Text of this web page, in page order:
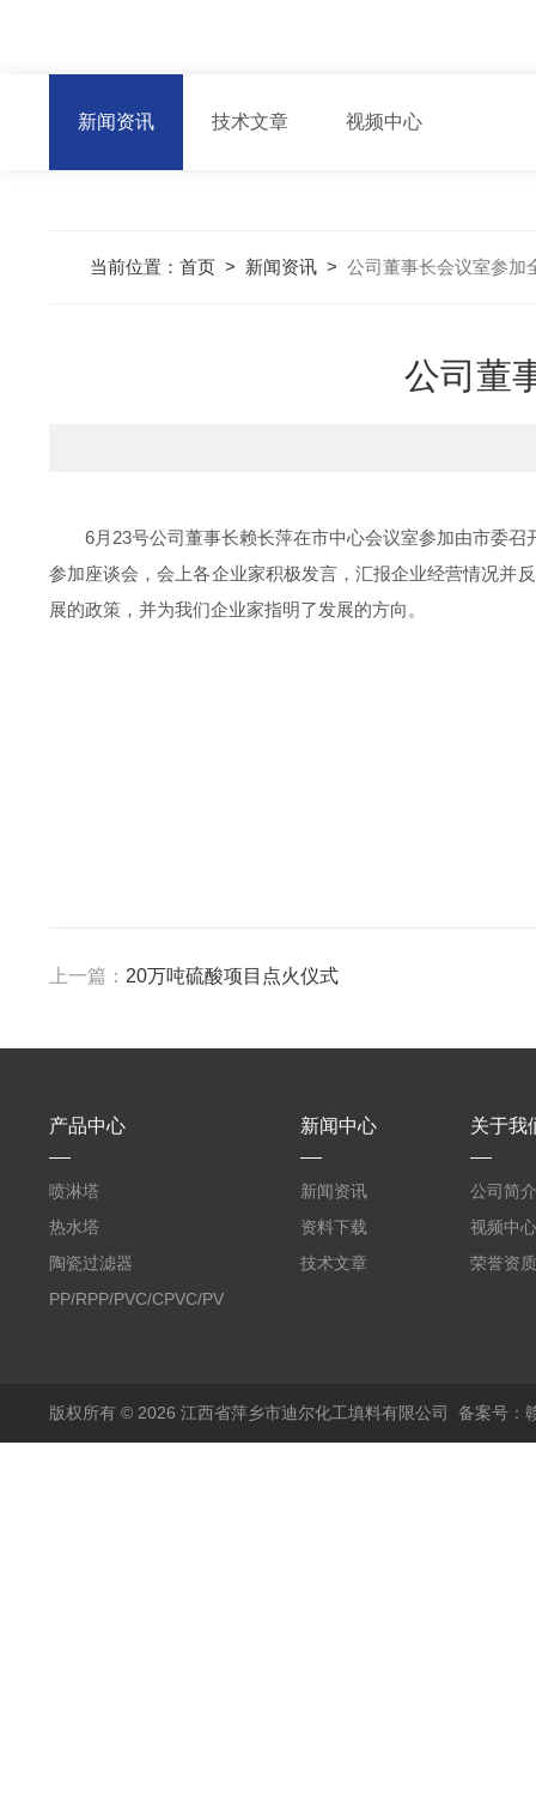
新闻资讯 技术文章 视频中心
当前位置： 首页> 新闻资讯> 公司董事长会议室参加
公司董
6月23号公司董事长赖长萍在市中心会议室参加由市委
参加座谈会，会上各企业家积极发言，汇报企业经营情况并
展的政策，并为我们企业家指明了发展的方向。
上一篇： 20万吨硫酸项目点火仪式
产品中心
喷淋塔
热水塔
陶瓷过滤器
PP/RPP/PVC/CPVC/PVDF
新闻中心
新闻资讯
资料下载
技术文章
关于我
公司简介
视频中心
荣誉资质
版权所有 © 2026 江西省萍乡市迪尔化工填料有限公司 备案号：